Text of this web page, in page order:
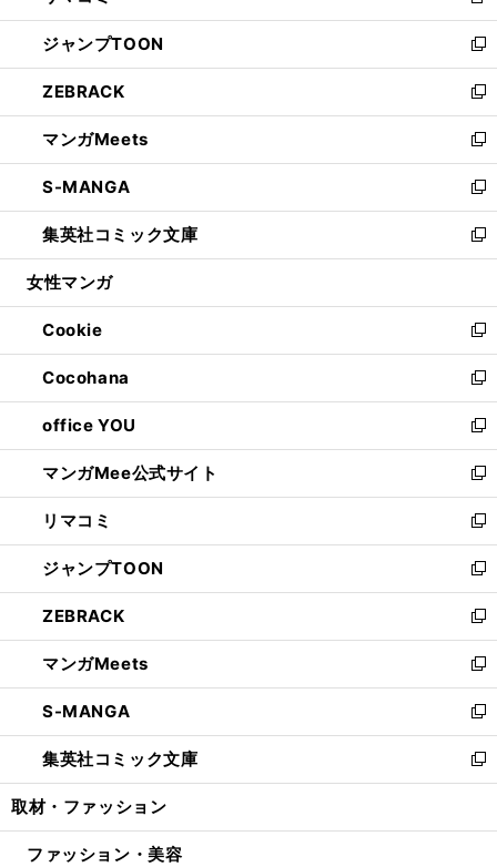
開
く
ウ
で
開
く
ン
ド
ウ
で
開
く
ウ
ィ
ン
ド
ウ
で
開
く
し
い
ウ
ィ
ン
ド
ウ
で
開
く
ジャンプTOON
新
し
い
ウ
ィ
ン
ド
ウ
で
開
ZEBRACK
新
し
い
ウ
ィ
ン
ド
ウ
開
く
マンガMeets
新
し
い
ウ
ィ
ン
ウ
で
開
く
S-MANGA
新
し
い
ウ
ン
ド
ウ
で
開
く
集英社コミック文庫
新
し
ウ
ィ
ン
ド
ウ
で
開
く
女性マンガ
Cookie
新
し
い
ウ
ィ
ン
ド
ウ
で
開
く
Cocohana
新
し
い
ウ
ィ
ン
ド
ウ
で
開
く
office YOU
新
し
い
ウ
ィ
ン
ド
ウ
で
開
く
マンガMee公式サイト
新
し
い
ウ
ィ
ン
ド
ウ
で
開
く
リマコミ
新
し
い
ウ
ィ
ン
ド
ウ
で
開
く
ジャンプTOON
新
し
い
ウ
ィ
ン
ド
ウ
で
開
ZEBRACK
新
し
い
ウ
ィ
ン
ド
ウ
開
マンガMeets
新
し
い
ウ
ィ
ン
ウ
S-MANGA
新
し
い
ウ
ン
集英社コミック文庫
新
し
ウ
取材・ファッション
ファッション・美容